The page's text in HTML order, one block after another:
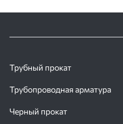
Трубный прокат
Трубопроводная арматура
Черный прокат